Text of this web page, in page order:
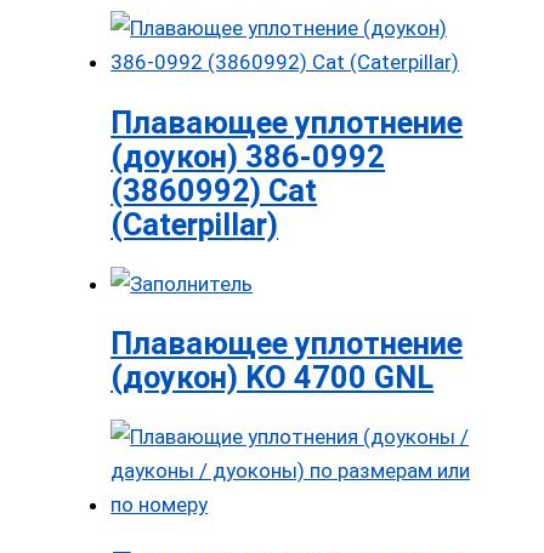
Плавающее уплотнение
(доукон) 386-0992
(3860992) Cat
(Caterpillar)
Плавающее уплотнение
(доукон) KO 4700 GNL